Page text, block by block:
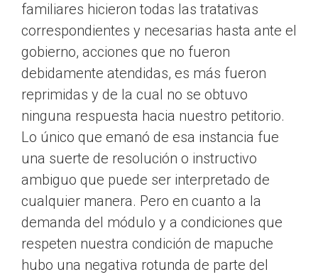
familiares hicieron todas las tratativas
correspondientes y necesarias hasta ante el
gobierno, acciones que no fueron
debidamente atendidas, es más fueron
reprimidas y de la cual no se obtuvo
ninguna respuesta hacia nuestro petitorio.
Lo único que emanó de esa instancia fue
una suerte de resolución o instructivo
ambiguo que puede ser interpretado de
cualquier manera. Pero en cuanto a la
demanda del módulo y a condiciones que
respeten nuestra condición de mapuche
hubo una negativa rotunda de parte del